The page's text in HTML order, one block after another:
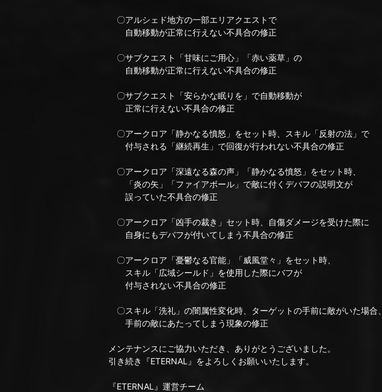
〇アルシェド地方の一部エリアクエストで
自動移動が正常に行えない不具合の修正
〇サブクエスト「甘味にご用心」「赤い薬草」の
自動移動が正常に行えない不具合の修正
〇サブクエスト「安らかな眠りを」で自動移動が
正常に行えない不具合の修正
〇アークロア「静かなる憤怒」をセット時、スキル「反射の法」で
付与される「継続再生」で回復が行われない不具合の修正
〇アークロア「深遠なる森の声」「静かなる憤怒」をセット時、
「炎の矢」「ファイアボール」で敵に付くデバフの説明文が
誤っていた不具合の修正
〇アークロア「凶手の裁き」セット時、自傷ダメージを受けた際に
自身にもデバフが付いてしまう不具合の修正
〇アークロア「憂鬱なる官能」「威風堂々」をセット時、
スキル「広域シールド」を使用した際にバフが
付与されない不具合の修正
〇スキル「洗礼」の闇属性変化時、ターゲットの手前に敵がいた場合、
手前の敵にあたってしまう現象の修正
メンテナンスにご協力いただき、ありがとうございました。
引き続き『ETERNAL』をよろしくお願いいたします。
『ETERNAL』運営チーム